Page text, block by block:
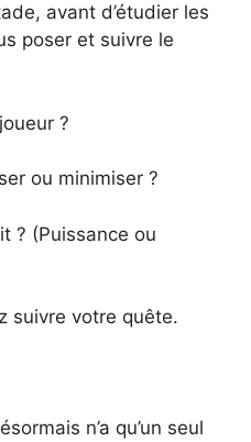
avant d’étudier les
poser et suivre le
?
ou minimiser ?
? (Puissance ou
suivre votre quête.
n’a qu’un seul